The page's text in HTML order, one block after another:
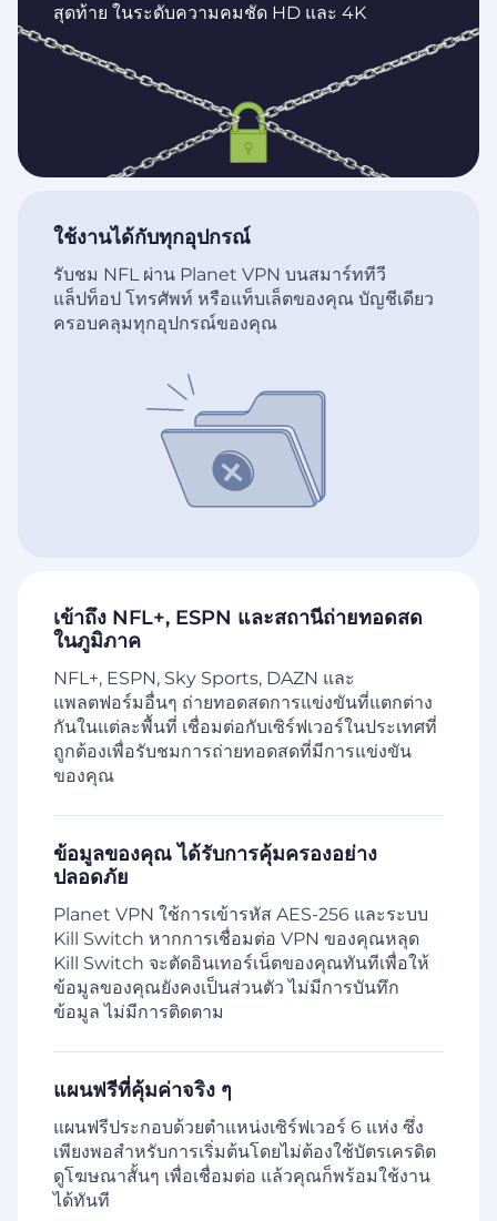
สุดท้าย ในระดับความคมชัด HD และ 4K
เข้าถึง NFL+, ESPN และสถานีถ่ายทอดสด
ในภูมิภาค
NFL+, ESPN, Sky Sports, DAZN และ
แพลตฟอร์มอื่นๆ ถ่ายทอดสดการแข่งขันที่แตกต่าง
กันในแต่ละพื้นที่ เชื่อมต่อกับเซิร์ฟเวอร์ในประเทศที่
ถูกต้องเพื่อรับชมการถ่ายทอดสดที่มีการแข่งขัน
ของคุณ
ข้อมูลของคุณ ได้รับการคุ้มครองอย่าง
ปลอดภัย
Planet VPN ใช้การเข้ารหัส AES-256 และระบบ
Kill Switch หากการเชื่อมต่อ VPN ของคุณหลุด
Kill Switch จะตัดอินเทอร์เน็ตของคุณทันทีเพื่อให้
ข้อมูลของคุณยังคงเป็นส่วนตัว ไม่มีการบันทึก
ข้อมูล ไม่มีการติดตาม
แผนฟรีที่คุ้มค่าจริง ๆ
แผนฟรีประกอบด้วยตำแหน่งเซิร์ฟเวอร์ 6 แห่ง ซึ่ง
เพียงพอสำหรับการเริ่มต้นโดยไม่ต้องใช้บัตรเครดิต
ดูโฆษณาสั้นๆ เพื่อเชื่อมต่อ แล้วคุณก็พร้อมใช้งาน
ได้ทันที
ใช้งานได้กับทุกอุปกรณ์
รับชม NFL ผ่าน Planet VPN บนสมาร์ททีวี
แล็ปท็อป โทรศัพท์ หรือแท็บเล็ตของคุณ บัญชีเดียว
ครอบคลุมทุกอุปกรณ์ของคุณ